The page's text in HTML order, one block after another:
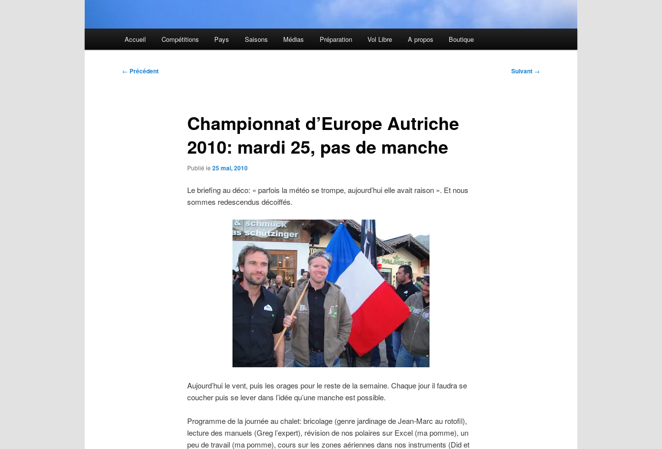
Accueil Compétitions Pays Saisons Médias Préparation Vol Libre A propos Boutique
Navigation
← Précédent Suivant →
Championnat d’Europe Autriche
2010: mardi 25, pas de manche
Publié le 25 mai, 2010
Le briefing au déco: « parfois la météo se trompe, aujourd’hui elle avait raison ». Et nous
sommes redescendus décoiffés.
Aujourd’hui le vent, puis les orages pour le reste de la semaine. Chaque jour il faudra se
coucher puis se lever dans l’idée qu’une manche est possible.
Programme de la journée au chalet: bricolage (genre jardinage de Jean-Marc au rotofil),
lecture des manuels (Greg l’expert), révision de nos polaires sur Excel (ma pomme), un
peu de travail (ma pomme), cours sur les zones aériennes dans nos instruments (Did et